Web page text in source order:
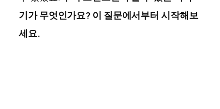
기가 무엇인가요? 이 질문에서부터 시작해보
세요.